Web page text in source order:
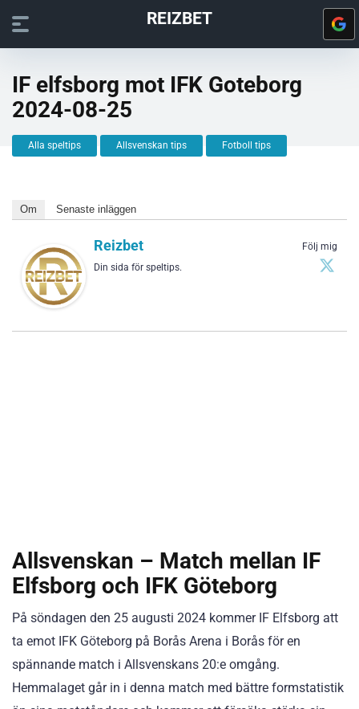
REIZBET
IF elfsborg mot IFK Goteborg
2024-08-25
Alla speltips Allsvenskan tips Fotboll tips
Om Senaste inläggen
Följ mig
Reizbet
Din sida för speltips.
Allsvenskan – Match mellan IF
Elfsborg och IFK Göteborg
På söndagen den 25 augusti 2024 kommer IF Elfsborg att
ta emot IFK Göteborg på Borås Arena i Borås för en
spännande match i Allsvenskans 20:e omgång.
Hemmalaget går in i denna match med bättre formstatistik